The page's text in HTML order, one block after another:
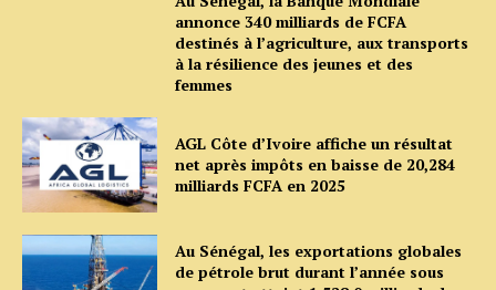
annonce 340 milliards de FCFA
destinés à l’agriculture, aux transports
à la résilience des jeunes et des
femmes
AGL Côte d’Ivoire affiche un résultat
net après impôts en baisse de 20,284
milliards FCFA en 2025
Au Sénégal, les exportations globales
de pétrole brut durant l’année sous